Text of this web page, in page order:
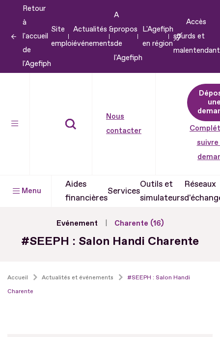
contenu
Retour
à
l'accueil
de
l'Agefiph
Site
emploi
Actualités &
événements
A
propos
de
l'Agefiph
L'Agefiph
en région
Accès
sourds et
Nous
contacter
suivre
Menu
Aides
financières
Services
Outils et
simulateurs
Réseaux
Evénement Charente (16)
#SEEPH : Salon Handi Charente
Accueil Actualités et événements
#SEEPH : Salon Handi
Charente